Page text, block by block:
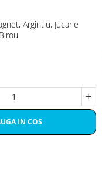
Argintiu, Jucarie
IN COS